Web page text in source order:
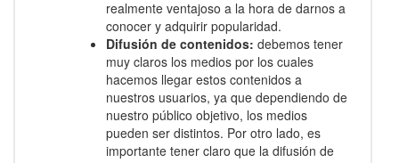
realmente ventajoso a la hora de darnos a
conocer y adquirir popularidad.
Difusión de contenidos: debemos tener
muy claros los medios por los cuales
hacemos llegar estos contenidos a
nuestros usuarios, ya que dependiendo de
nuestro público objetivo, los medios
pueden ser distintos. Por otro lado, es
importante tener claro que la difusión de